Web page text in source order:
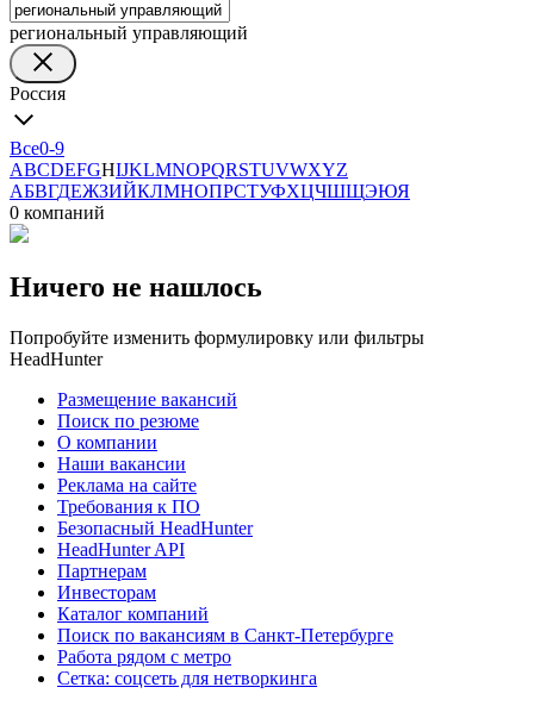
региональный управляющий
Россия
Все0-9
ABCDEFGHIJKLMNOPQRSTUVWXYZ
АБВГДЕЖЗИЙКЛМНОПРСТУФХЦЧШЩЭЮЯ
0 компаний
Ничего не нашлось
Попробуйте изменить формулировку или фильтры
HeadHunter
Размещение вакансий
Поиск по резюме
О компании
Наши вакансии
Реклама на сайте
Требования к ПО
Безопасный HeadHunter
HeadHunter API
Партнерам
Инвесторам
Каталог компаний
Поиск по вакансиям в Санкт-Петербурге
Работа рядом с метро
Сетка: соцсеть для нетворкинга